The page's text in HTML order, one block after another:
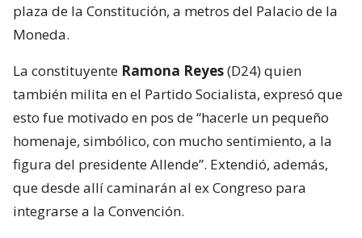
plaza de la Constitución, a metros del Palacio de la
Moneda.
La constituyente Ramona Reyes(D24) quien
también milita en el Partido Socialista, expresó que
esto fue motivado en pos de “hacerle un pequeño
homenaje, simbólico, con mucho sentimiento, a la
figura del presidente Allende”. Extendió, además,
que desde allí caminarán al ex Congreso para
integrarse a la Convención.